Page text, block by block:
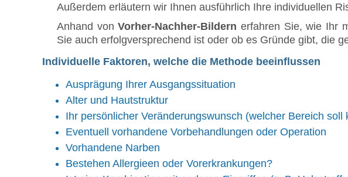
Außerdem erläutern wir Ihnen ausführlich Ihre individuellen
Anhand vonVorher-Nachher-Bildern erfahren Sie, wie Ihr
Sie auch erfolgversprechend ist oder ob es Gründe gibt, die
Individuelle Faktoren, welche die Methode beeinflussen
Ausprägung Ihrer Ausgangssituation
Alter und Hautstruktur
Ihr persönlicher Veränderungswunsch (welcher Bereich soll
Eventuell vorhandene Vorbehandlungen oder Operation
Vorhandene Narben
Bestehen Allergieen oder Vorerkrankungen?